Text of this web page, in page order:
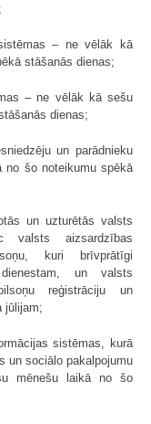
– ne vēlāk kā
stāšanās dienas;
– ne vēlāk kā sešu
dienas;
un parādnieku
no šo noteikumu spēkā
un uzturētās valsts
valsts aizsardzības
kuri brīvprātīgi
un valsts
reģistrāciju un
jūlijam;
sistēmas, kurā
un sociālo pakalpojumu
mēnešu laikā no šo